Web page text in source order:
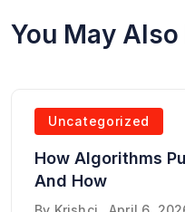
You May Also
Uncategorized
How Algorithms
And How